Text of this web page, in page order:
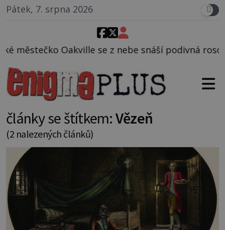
Pátek, 7. srpna 2026
se z nebe snáší podivná rosolovitá látka
články se štítkem:Vězeň
(2 nalezených článků)